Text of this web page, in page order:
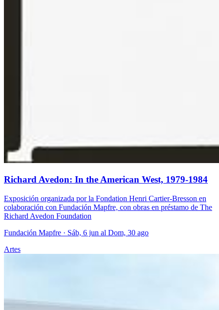
Richard Avedon: In the American West, 1979-1984
Exposición organizada por la Fondation Henri Cartier-Bresson en
colaboración con Fundación Mapfre, con obras en préstamo de The
Richard Avedon Foundation
Fundación Mapfre · Sáb, 6 jun al Dom, 30 ago
Artes